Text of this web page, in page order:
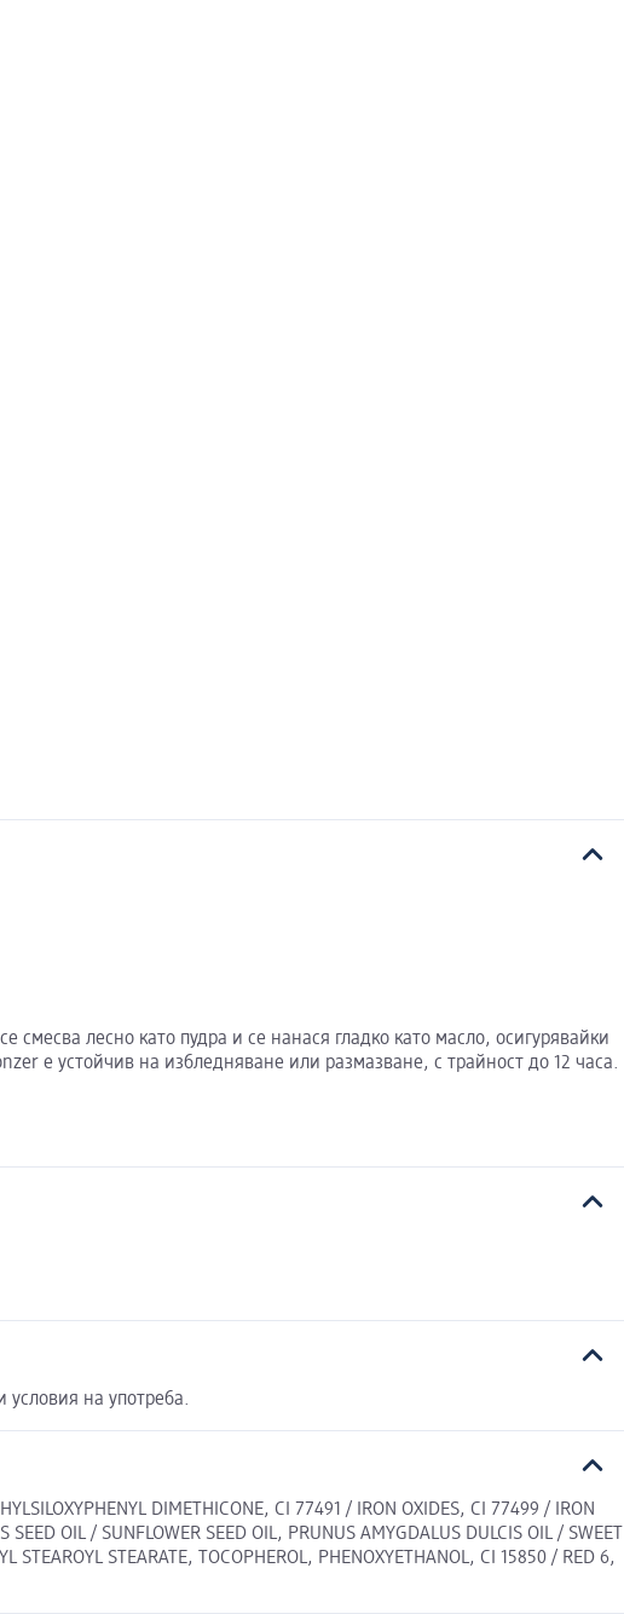
лесно като пудра и се нанася гладко като масло, осигурявайки
е устойчив на избледняване или размазване, с трайност до 12 часа.
на употреба.
DIMETHICONE, CI 77491 / IRON OXIDES, CI 77499 / IRON
OIL / SUNFLOWER SEED OIL, PRUNUS AMYGDALUS DULCIS OIL / SWEET
STEAROYL STEARATE, TOCOPHEROL, PHENOXYETHANOL, CI 15850 / RED 6,